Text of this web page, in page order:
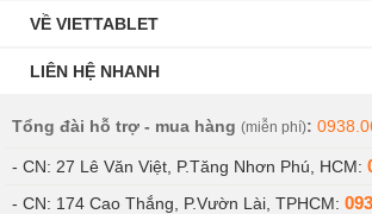
VỀ VIETTABLET
LIÊN HỆ NHANH
Tổng đài hỗ trợ - mua hàng (miễn phí):
- CN: 27 Lê Văn Việt, P.Tăng Nhơn Phú, HCM:
- CN: 174 Cao Thắng, P.Vườn Lài, TPHCM: